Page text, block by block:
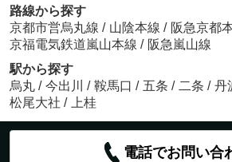
路線から探す
京都市営烏丸線 / 山陰本線 / 阪急京都
京福電気鉄道嵐山本線 / 阪急嵐山線
駅から探す
烏丸 / 今出川 / 鞍馬口 / 五条 / 二条 / 丹
松尾大社 / 上桂
電話でお問い合